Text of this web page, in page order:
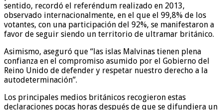
sentido, recordó el referéndum realizado en 2013,
observado internacionalmente, en el que el 99,8% de los
votantes, con una participación del 92%, se manifestaron a
favor de seguir siendo un territorio de ultramar británico.
Asimismo, aseguró que “las islas Malvinas tienen plena
confianza en el compromiso asumido por el Gobierno del
Reino Unido de defender y respetar nuestro derecho a la
autodeterminación”.
Los principales medios británicos recogieron estas
declaraciones pocas horas después de que se difundiera un